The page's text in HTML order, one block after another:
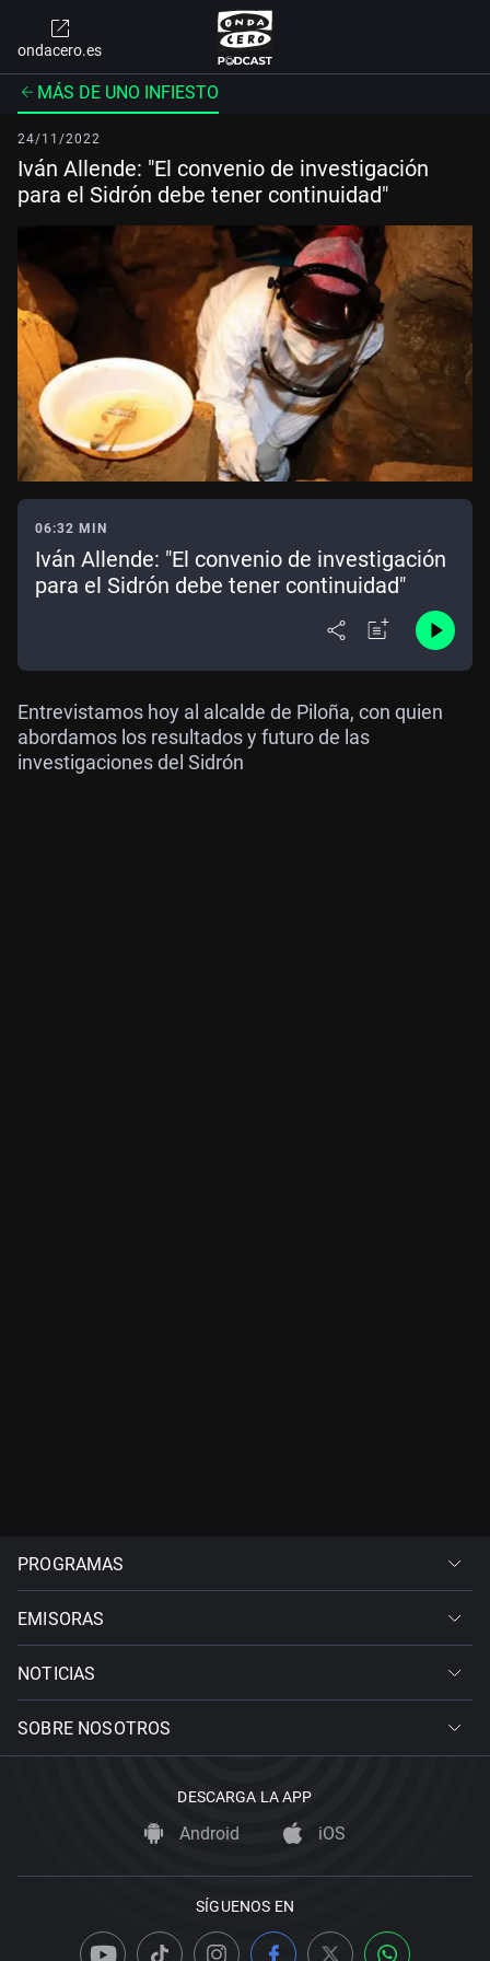
ondacero.es
MÁS DE UNO INFIESTO
24/11/2022
Iván Allende: "El convenio de investigación
para el Sidrón debe tener continuidad"
06:32 MIN
Iván Allende: "El convenio de investigación
para el Sidrón debe tener continuidad"
Entrevistamos hoy al alcalde de Piloña, con quien
abordamos los resultados y futuro de las
investigaciones del Sidrón
PROGRAMAS
EMISORAS
NOTICIAS
SOBRE NOSOTROS
DESCARGA LA APP
Android iOS
SÍGUENOS EN